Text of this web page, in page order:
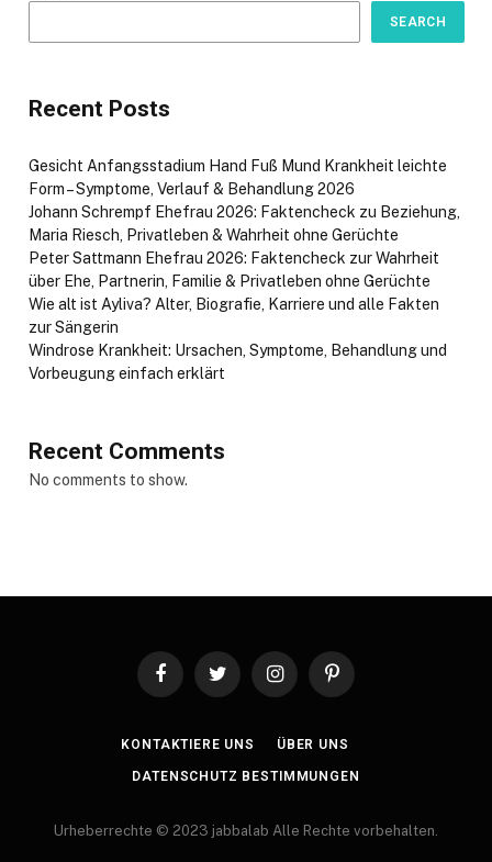
SEARCH
Recent Posts
Gesicht Anfangsstadium Hand Fuß Mund Krankheit leichte
Form – Symptome, Verlauf & Behandlung 2026
Johann Schrempf Ehefrau 2026: Faktencheck zu Beziehung,
Maria Riesch, Privatleben & Wahrheit ohne Gerüchte
Peter Sattmann Ehefrau 2026: Faktencheck zur Wahrheit
über Ehe, Partnerin, Familie & Privatleben ohne Gerüchte
Wie alt ist Ayliva? Alter, Biografie, Karriere und alle Fakten
zur Sängerin
Windrose Krankheit: Ursachen, Symptome, Behandlung und
Vorbeugung einfach erklärt
Recent Comments
No comments to show.
FacebookTwitter InstagramPinterest
KONTAKTIERE UNS ÜBER UNS
DATENSCHUTZ BESTIMMUNGEN
Urheberrechte © 2023 jabbalab Alle Rechte vorbehalten.